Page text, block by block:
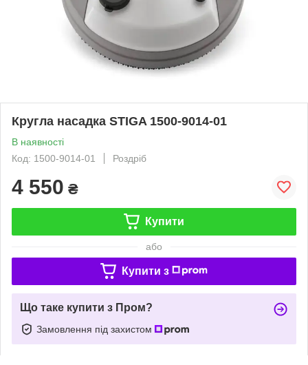
Кругла насадка STIGA 1500-9014-01
В наявності
Код: 1500-9014-01
Роздріб
4 550 ₴
Купити
або
Купити з
Що таке купити з Пром?
Замовлення під захистом